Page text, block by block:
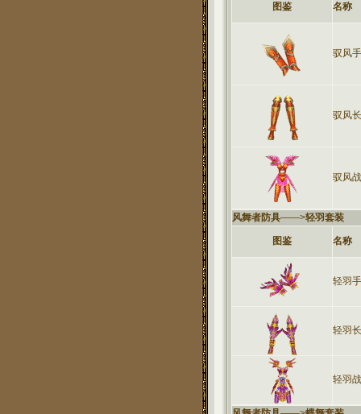
图鉴 名称
驭风
驭风
驭风
风舞者防具——>轻羽套装
图鉴 名称
轻羽
轻羽
轻羽